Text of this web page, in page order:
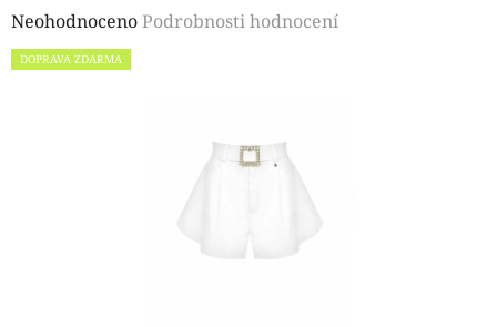
Průměrné
hodnocení
NeohodnocenoPodrobnosti hodnocení
DOPRAVA ZDARMA